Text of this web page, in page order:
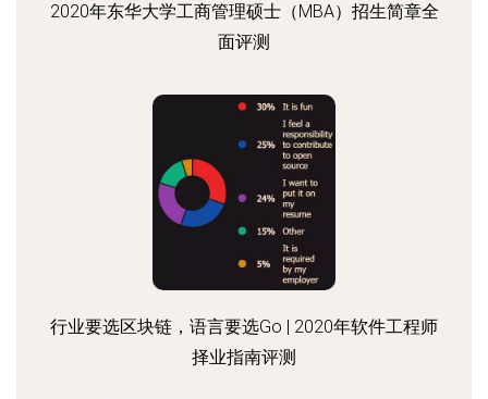
2020年东华大学工商管理硕士（MBA）招生简章全
面评测
行业要选区块链，语言要选Go | 2020年软件工程师
择业指南评测